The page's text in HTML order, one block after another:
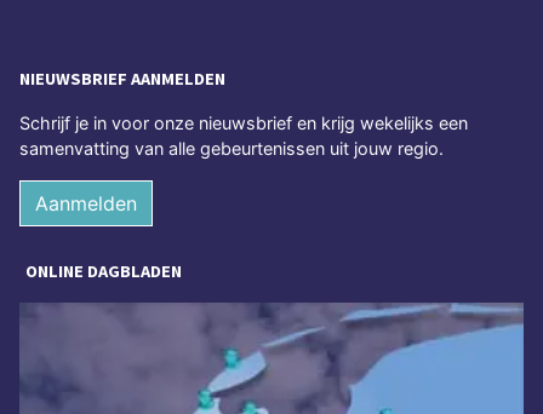
NIEUWSBRIEF AANMELDEN
Schrijf je in voor onze nieuwsbrief en krijg wekelijks een
samenvatting van alle gebeurtenissen uit jouw regio.
Aanmelden
ONLINE DAGBLADEN